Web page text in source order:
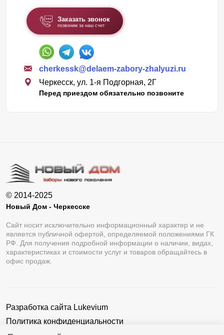
Заказать звонок
позвоним за наш счет
cherkessk@delaem-zabory-zhalyuzi.ru
Черкесск, ул. 1-я Подгорная, 2Г
Перед приездом обязательно позвоните
© 2014-2025
Новый Дом - Черкесске
Сайт носит исключительно информационный характер и не
является публичной офертой, определяемой положениями ГК
РФ. Для получения подробной информации о наличии, видах,
характеристиках и стоимости услуг и товаров обращайтесь в
офис продаж.
Разработка сайта Lukevium
Политика конфиденциальности
Пользовательское соглашение